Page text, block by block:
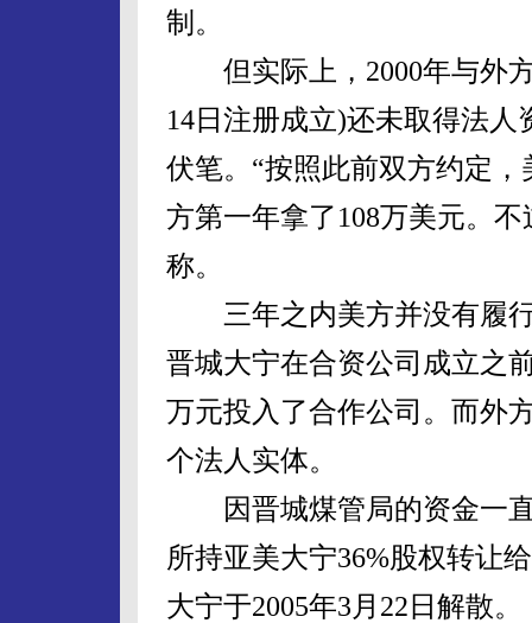
制。
但实际上，2000年与外方
14日注册成立)还未取得法
伏笔。“按照此前双方约定
方第一年拿了108万美元。
称。
三年之内美方并没有履行
晋城大宁在合资公司成立之
万元投入了合作公司。而外
个法人实体。
因晋城煤管局的资金一直
所持亚美大宁36%股权转让
大宁于2005年3月22日解散。